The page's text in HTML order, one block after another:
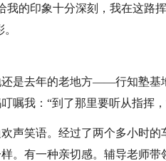
的印象十分深刻，我在这路
是去年的老地方——行知塾基
嘱我：“到了那里要听从指挥
声笑语。经过了两个多小时的
。有一种亲切感。辅导老师带